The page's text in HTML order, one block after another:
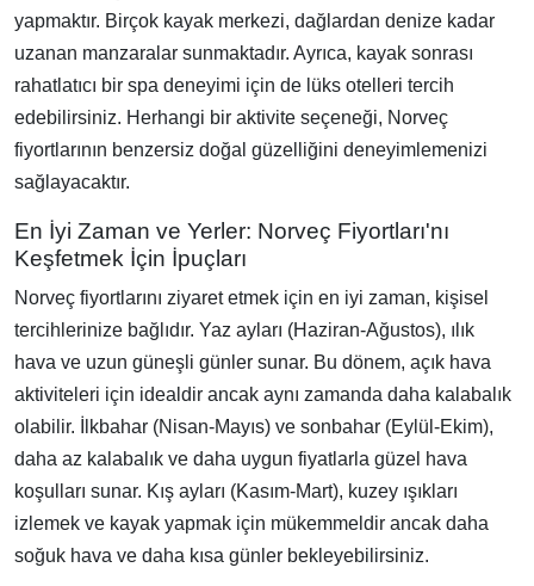
yapmaktır. Birçok kayak merkezi, dağlardan denize kadar
uzanan manzaralar sunmaktadır. Ayrıca, kayak sonrası
rahatlatıcı bir spa deneyimi için de lüks otelleri tercih
edebilirsiniz. Herhangi bir aktivite seçeneği, Norveç
fiyortlarının benzersiz doğal güzelliğini deneyimlemenizi
sağlayacaktır.
En İyi Zaman ve Yerler: Norveç Fiyortları'nı
Keşfetmek İçin İpuçları
Norveç fiyortlarını ziyaret etmek için en iyi zaman, kişisel
tercihlerinize bağlıdır. Yaz ayları (Haziran-Ağustos), ılık
hava ve uzun güneşli günler sunar. Bu dönem, açık hava
aktiviteleri için idealdir ancak aynı zamanda daha kalabalık
olabilir. İlkbahar (Nisan-Mayıs) ve sonbahar (Eylül-Ekim),
daha az kalabalık ve daha uygun fiyatlarla güzel hava
koşulları sunar. Kış ayları (Kasım-Mart), kuzey ışıkları
izlemek ve kayak yapmak için mükemmeldir ancak daha
soğuk hava ve daha kısa günler bekleyebilirsiniz.